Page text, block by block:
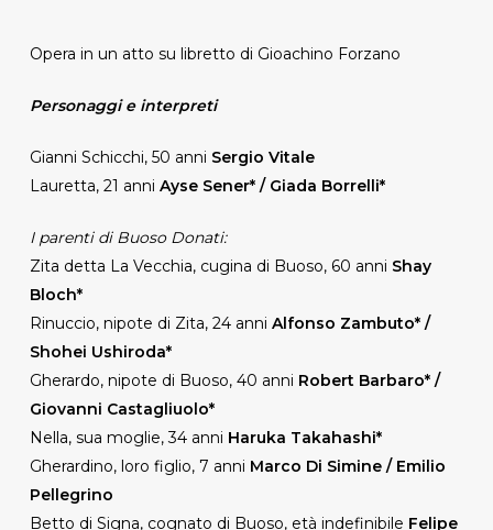
Opera in un atto su libretto di Gioachino Forzano
Personaggi e interpreti
Gianni Schicchi, 50 anni Sergio Vitale
Lauretta, 21 anni Ayse Sener* / Giada Borrelli*
I parenti di Buoso Donati:
Zita detta La Vecchia, cugina di Buoso, 60 anni Shay
Bloch*
Rinuccio, nipote di Zita, 24 anni Alfonso Zambuto* /
Shohei Ushiroda*
Gherardo, nipote di Buoso, 40 anni Robert Barbaro* /
Giovanni Castagliuolo*
Nella, sua moglie, 34 anni Haruka Takahashi*
Gherardino, loro figlio, 7 anni Marco Di Simine / Emilio
Pellegrino
Betto di Signa, cognato di Buoso, età indefinibile Felipe